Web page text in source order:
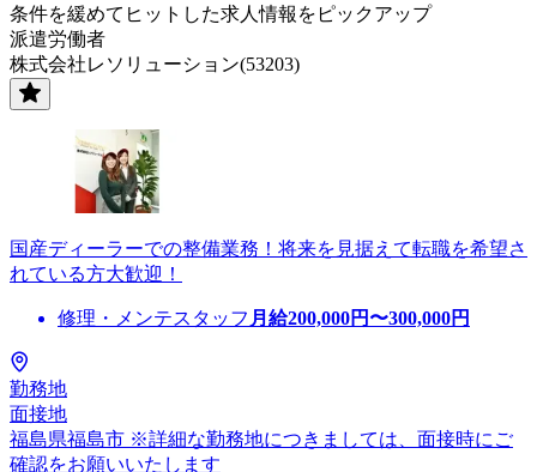
条件を緩めてヒットした求人情報をピックアップ
派遣労働者
株式会社レソリューション(53203)
国産ディーラーでの整備業務！将来を見据えて転職を希望さ
れている方大歓迎！
修理・メンテスタッフ 月給200,000円〜300,000円
勤務地
面接地
福島県福島市 ※詳細な勤務地につきましては、面接時にご
確認をお願いいたします